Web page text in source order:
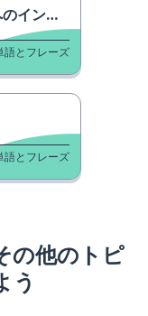
ビュー
語とフレーズ
語とフレーズ
の他のトピ
う